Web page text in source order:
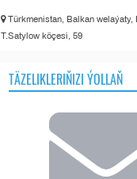
Türkmenistan, Balkan welaýaty,
T.Satylow köçesi, 59
TÄZELIKLERIŇIZI ÝOLLAŇ